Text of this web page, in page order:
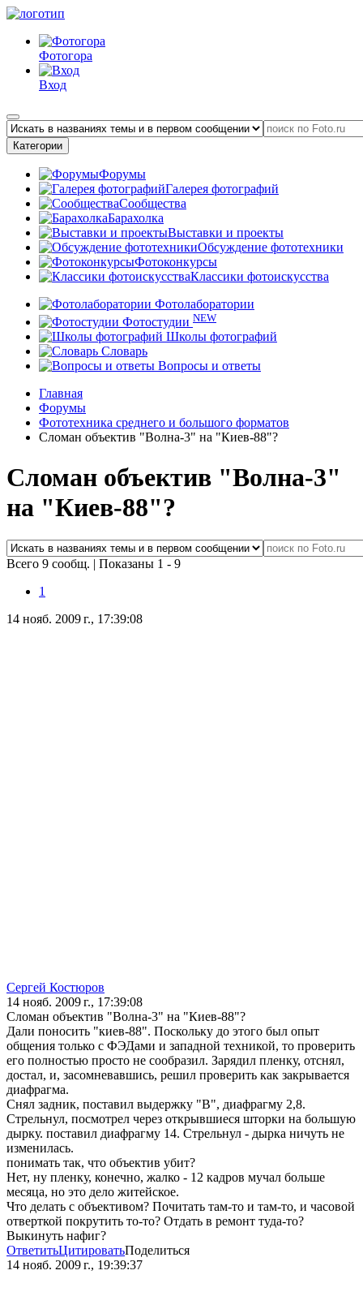
Фотогора
Вход
Категории
Форумы
Галерея фотографий
Сообщества
Барахолка
Выставки и проекты
Обсуждение фототехники
Фотоконкурсы
Классики фотоискусства
Фотолаборатории
Фотостудии NEW
Школы фотографий
Словарь
Вопросы и ответы
Главная
Форумы
Фототехника среднего и большого форматов
Сломан объектив "Волна-3" на "Киев-88"?
Сломан объектив "Волна-3"
на "Киев-88"?
Всего 9 сообщ. | Показаны 1 - 9
1
14 нояб. 2009 г., 17:39:08
Сергей Костюров
14 нояб. 2009 г., 17:39:08
Сломан объектив "Волна-3" на "Киев-88"?
Дали поносить "киев-88". Поскольку до этого был опыт
общения только с ФЭДами и западной техникой, то проверить
его полностью просто не сообразил. Зарядил пленку, отснял,
достал, и, засомневавшись, решил проверить как закрывается
диафрагма.
Снял задник, поставил выдержку "В", диафрагму 2,8.
Стрельнул, посмотрел через открывшиеся шторки на большую
дырку. поставил диафрагму 14. Стрельнул - дырка ничуть не
изменилась.
понимать так, что объектив убит?
Нет, ну пленку, конечно, жалко - 12 кадров мучал больше
месяца, но это дело житейское.
Что делать с объективом? Почитать там-то и там-то, и часовой
отверткой покрутить то-то? Отдать в ремонт туда-то?
Выкинуть нафиг?
ОтветитьЦитироватьПоделиться
14 нояб. 2009 г., 19:39:37